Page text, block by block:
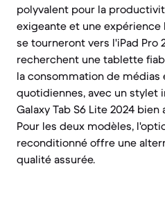
polyvalent pour la
exigeante et une
se tourneront vers l'iPad Pro
recherchent une tablette
la consommation de médias
quotidiennes, avec un stylet
Galaxy Tab S6 Lite 2024
Pour les deux modèles,
reconditionné offre une
qualité assurée.